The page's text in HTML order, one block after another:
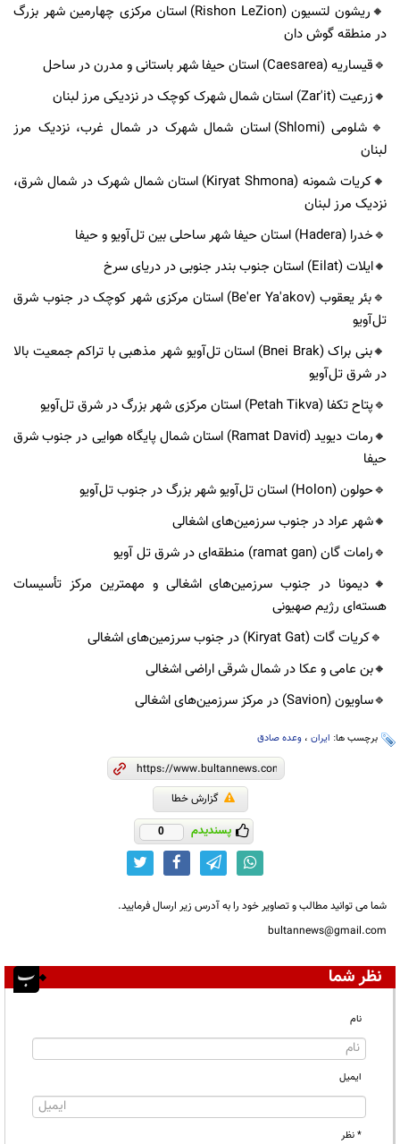
🔸️ریشون لتسیون (Rishon LeZion) استان مرکزی چهارمین شهر بزرگ
در منطقه گوش دان
🔹️قیساریه (Caesarea) استان حیفا شهر باستانی و مدرن در ساحل
🔸️زرعیت (Zar'it) استان شمال شهرک کوچک در نزدیکی مرز لبنان
🔹️شلومی (Shlomi) استان شمال شهرک در شمال غرب، نزدیک مرز
لبنان
🔸️کریات شمونه (Kiryat Shmona) استان شمال شهرک در شمال شرق،
نزدیک مرز لبنان
🔹️خدرا (Hadera) استان حیفا شهر ساحلی بین تل‌آویو و حیفا
🔸️ایلات (Eilat) استان جنوب بندر جنوبی در دریای سرخ
🔹️بئر یعقوب (Be'er Ya'akov) استان مرکزی شهر کوچک در جنوب شرق
تل‌آویو
🔸️بنی براک (Bnei Brak) استان تل‌آویو شهر مذهبی با تراکم جمعیت بالا
در شرق تل‌آویو
🔹️پتاح تکفا (Petah Tikva) استان مرکزی شهر بزرگ در شرق تل‌آویو
🔸️رمات دیوید (Ramat David) استان شمال پایگاه هوایی در جنوب شرق
حیفا
🔹️حولون (Holon) استان تل‌آویو شهر بزرگ در جنوب تل‌آویو
🔸️شهر عراد در جنوب سرزمین‌های اشغالی
🔹️رامات گان (ramat gan) منطقه‌ای در شرق تل آویو
🔸️دیمونا در جنوب سرزمین‌های اشغالی و مهمترین مرکز تأسیسات
هسته‌ای رژیم صهیونی
🔹️کریات گات (Kiryat Gat) در جنوب سرزمین‌های اشغالی
🔸️بن عامی و عکا در شمال شرقی اراضی اشغالی
🔹️ساویون (Savion) در مرکز سرزمین‌های اشغالی
برچسب ها: ایران ، وعده صادق
گزارش خطا
پسندیدم 0
شما می توانید مطالب و تصاویر خود را به آدرس زیر ارسال فرمایید.
bultannews@gmail.com
نظر شما
نام
ایمیل
* نظر